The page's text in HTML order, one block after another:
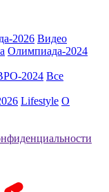
2026 Видео
Олимпиада-2024
2024 Все
Lifestyle О